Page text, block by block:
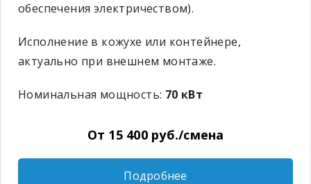
обеспечения электричеством).
Исполнение в кожухе или контейнере,
актуально при внешнем монтаже.
Номинальная мощность: 70 кВт
От 15 400 руб./смена
Подробнее